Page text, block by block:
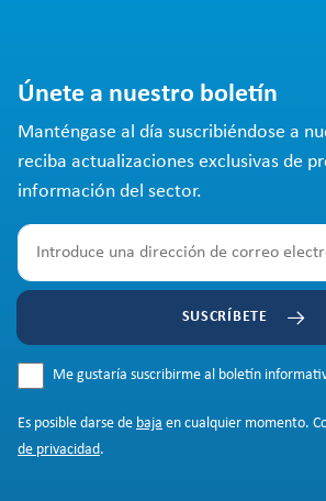
Únete a nuestro boletín
Manténgase al día suscribiéndose a
reciba actualizaciones exclusivas de
información del sector.
SUSCRÍBETE
Me gustaría suscribirme al boletín
Es posible darse de baja en cualquier momento.
de privacidad.